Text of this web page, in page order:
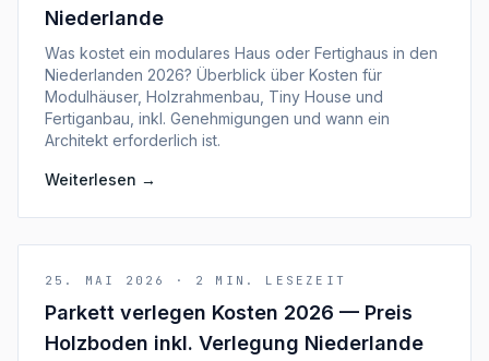
Niederlande
Was kostet ein modulares Haus oder Fertighaus in den
Niederlanden 2026? Überblick über Kosten für
Modulhäuser, Holzrahmenbau, Tiny House und
Fertiganbau, inkl. Genehmigungen und wann ein
Architekt erforderlich ist.
Weiterlesen →
25. MAI 2026 · 2 MIN. LESEZEIT
Parkett verlegen Kosten 2026 — Preis
Holzboden inkl. Verlegung Niederlande